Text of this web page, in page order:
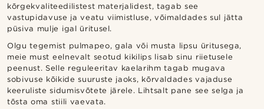
kõrgekvaliteedilistest materjalidest, tagab see
vastupidavuse ja veatu viimistluse, võimaldades sul jätta
püsiva mulje igal üritusel.
Olgu tegemist pulmapeo, gala või musta lipsu üritusega,
meie must eelnevalt seotud kikilips lisab sinu riietusele
peenust. Selle reguleeritav kaelarihm tagab mugava
sobivuse kõikide suuruste jaoks, kõrvaldades vajaduse
keeruliste sidumisvõtete järele. Lihtsalt pane see selga ja
tõsta oma stiili vaevata.